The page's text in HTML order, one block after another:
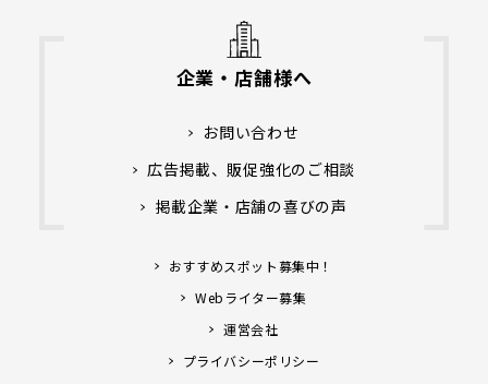
企業・店舗様へ
お問い合わせ
広告掲載、販促強化のご相談
掲載企業・店舗の喜びの声
おすすめスポット募集中！
Webライター募集
運営会社
プライバシーポリシー